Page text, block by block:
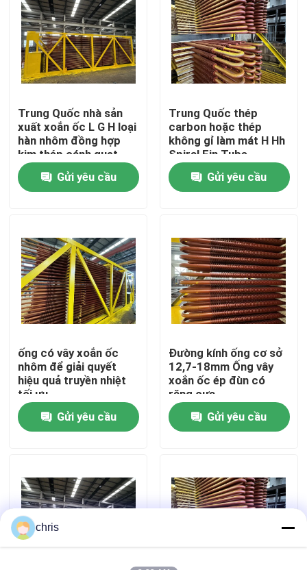
Nhà
Về chúng tôi
Chuyến tham quan nhà máy
Kiểm soát chất lượng
Liên hệ với chúng tôi
Các bộ phận phụ tùng nồi hơi
Bức tường màng nồi hơi
Máy tiết kiệm đống nồi hơi
Trung Quốc nhà sản
xuất xoắn ốc L G H loại
hàn nhôm đồng hợp
kim thép cánh quạt
cán trao đổi nhiệt ống
cánh quạtGửi yêu cầu
Trung Quốc thép
carbon hoặc thép
không gỉ làm mát H Hh
Spiral Fin Tube
Gửi yêu cầu
ống có vây xoắn ốc
nhôm để giải quyết
hiệu quả truyền nhiệt
tối ưu
Gửi yêu cầu
Đường kính ống cơ sở
12,7-18mm Ống vây
xoắn ốc ép đùn có
răng cưa
Gửi yêu cầu
chris